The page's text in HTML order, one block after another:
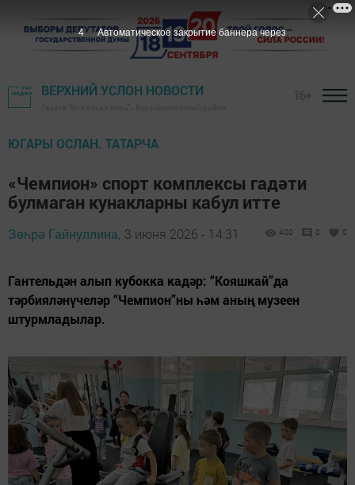
ВЕРХНИЙ УСЛОН НОВОСТИ
ЮГАРЫ ОСЛАН. ТАТАРЧА
«Чемпион» спорт комплексы гадәти
булмаган кунакларны кабул итте
Зөһрә Гайнуллина, 3 июня 2026 - 14:31 400 0 0
Гантельдән алып кубокка кадәр: “Кояшкай”да
тәрбияләнүчеләр “Чемпион”ны һәм аның музеен
штурмладылар.
2 Автоматическое закрытие баннера через